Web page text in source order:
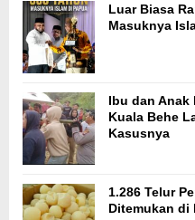
Luar Biasa
Masuknya
Ibu dan Anak
Kuala Behe
Kasusnya
1.286 Telur
Ditemukan di